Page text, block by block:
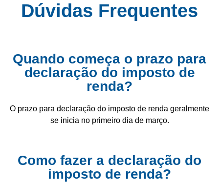
Dúvidas Frequentes
Quando começa o prazo para
declaração do imposto de
renda?
O prazo para declaração do imposto de renda geralmente
se inicia no primeiro dia de março.
Como fazer a declaração do
imposto de renda?